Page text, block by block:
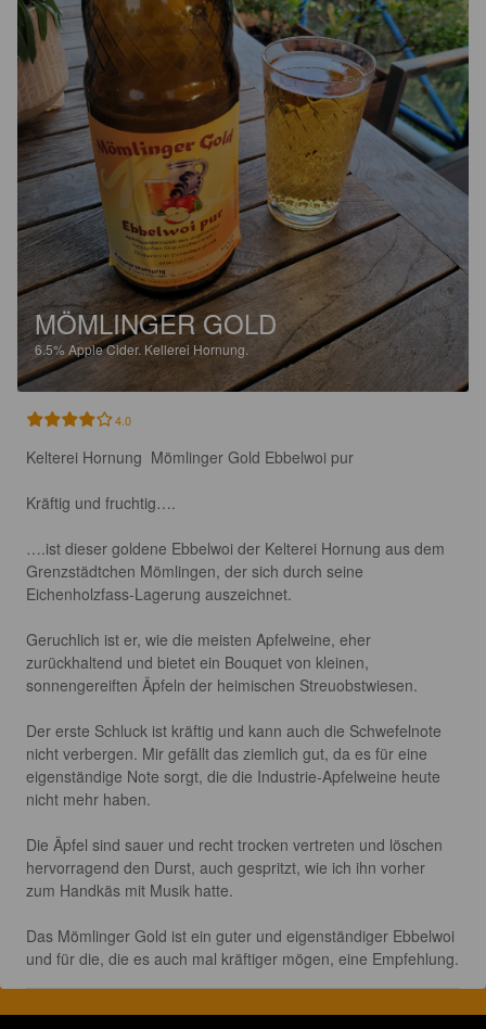
MÖMLINGER GOLD
6.5%Apple Cider. Kellerei Hornung.
4.0
Kelterei Hornung  Mömlinger Gold Ebbelwoi pur
Kräftig und fruchtig….
….ist dieser goldene Ebbelwoi der Kelterei Hornung aus dem
Grenzstädtchen Mömlingen, der sich durch seine
Eichenholzfass-Lagerung auszeichnet.
Geruchlich ist er, wie die meisten Apfelweine, eher
zurückhaltend und bietet ein Bouquet von kleinen,
sonnengereiften Äpfeln der heimischen Streuobstwiesen.
Der erste Schluck ist kräftig und kann auch die Schwefelnote
nicht verbergen. Mir gefällt das ziemlich gut, da es für eine
eigenständige Note sorgt, die die Industrie-Apfelweine heute
nicht mehr haben.
Die Äpfel sind sauer und recht trocken vertreten und löschen
hervorragend den Durst, auch gespritzt, wie ich ihn vorher
zum Handkäs mit Musik hatte.
Das Mömlinger Gold ist ein guter und eigenständiger Ebbelwoi
und für die, die es auch mal kräftiger mögen, eine Empfehlung.